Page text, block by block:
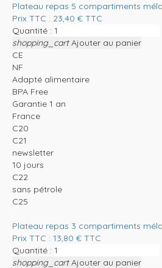
Plateau repas 5 compartiments
Prix TTC : 23,40 € TTC
Quantité :
shopping_cart Ajouter au panier
CE
NF
Adapté alimentaire
BPA Free
Garantie 1 an
France
C20
C21
newsletter
10 jours
C22
sans pétrole
C25
Plateau repas 3 compartiments
Prix TTC : 13,80 € TTC
Quantité :
shopping_cart Ajouter au panier